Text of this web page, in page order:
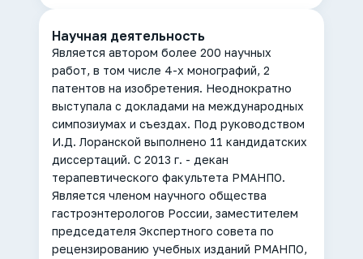
Научная деятельность
Является автором более 200 научных
работ, в том числе 4-х монографий, 2
патентов на изобретения. Неоднократно
выступала с докладами на международных
симпозиумах и съездах. Под руководством
И.Д. Лоранской выполнено 11 кандидатских
диссертаций. С 2013 г. - декан
терапевтического факультета РМАНПО.
Является членом научного общества
гастроэнтерологов России, заместителем
председателя Экспертного совета по
рецензированию учебных изданий РМАНПО,